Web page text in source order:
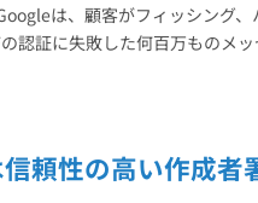
は、顧客がフィッシング
認証に失敗した何百万ものメ
信頼性の高い作成